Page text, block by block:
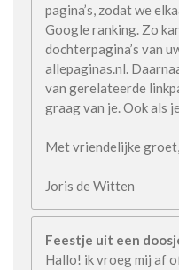
pagina’s, zodat we
Google ranking. Zo
dochterpagina’s van
allepaginas.nl.
van gerelateerde
graag van je. Ook als
Met vriendelijke groet,
Joris de Witten
Feestje uit een
Hallo! ik vroeg mij af